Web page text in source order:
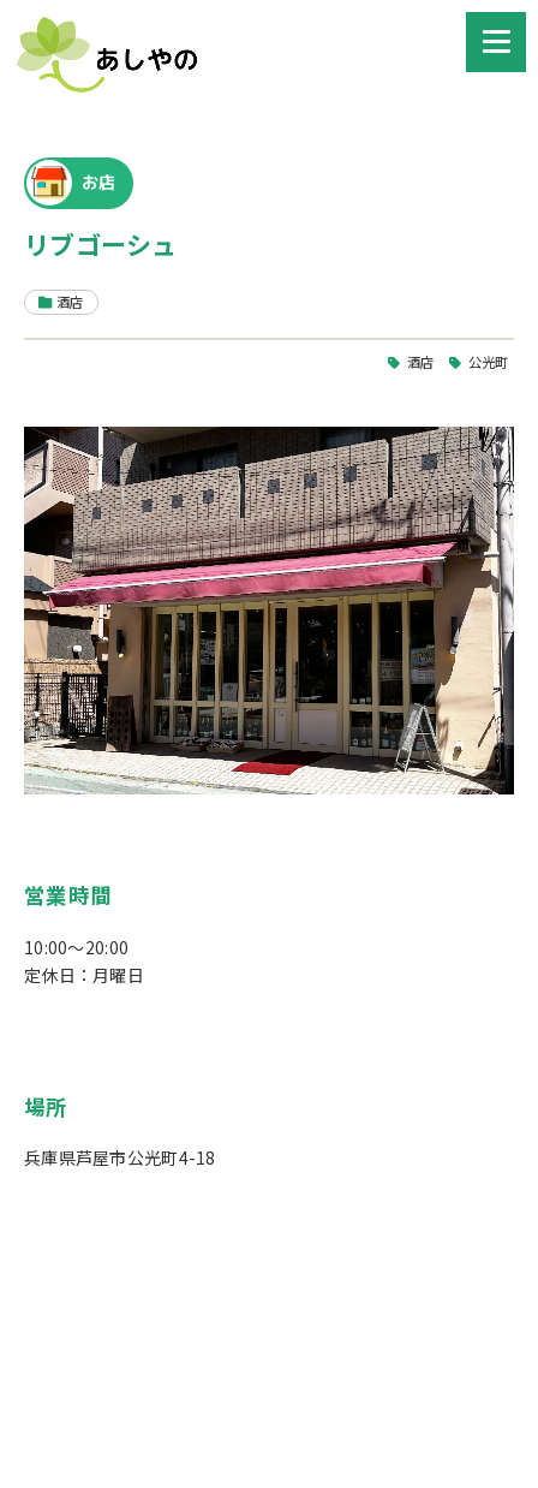
お店
リブゴーシュ
酒店
酒店 公光町
営業時間
10:00～20:00
定休日：月曜日
場所
兵庫県芦屋市公光町4-18